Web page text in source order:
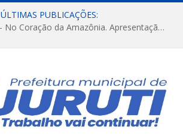
ÚLTIMAS PUBLICAÇÕES:
FESTRIBAL 2026 – No Coração da Amazônia. Apresentação da Munduruku.